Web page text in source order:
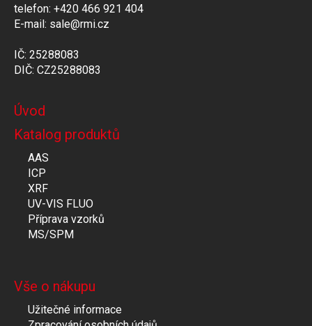
telefon: +420 466 921 404
E-mail: sale@rmi.cz
IČ: 25288083
DIČ: CZ25288083
Úvod
Katalog produktů
AAS
ICP
XRF
UV-VIS FLUO
Příprava vzorků
MS/SPM
Vše o nákupu
Užitečné informace